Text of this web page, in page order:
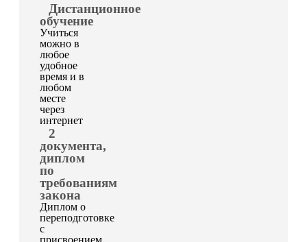
Дистанционное
обучение
Учиться
можно в
любое
удобное
время и в
любом
месте
через
интернет
2
документа,
диплом
по
требованиям
закона
Диплом о
переподготовке
с
присвоением